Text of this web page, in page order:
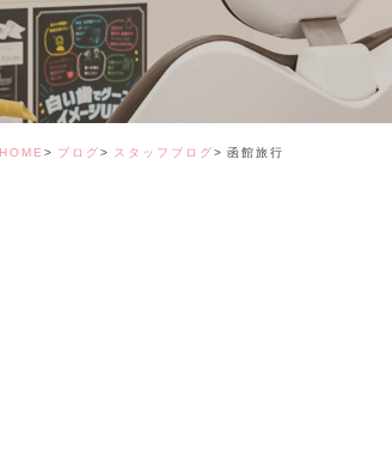
ホワイトニング
デンタルコーデ
HOME ブログ スタッフブログ 函館旅行